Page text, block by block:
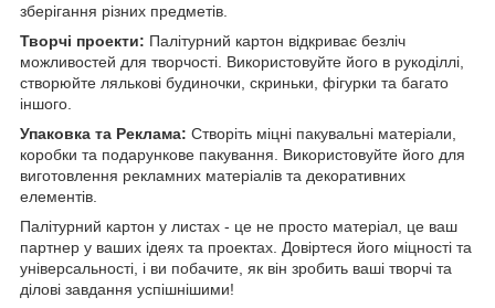
зберігання різних предметів.
Творчі проекти: Палітурний картон відкриває безліч
можливостей для творчості. Використовуйте його в рукоділлі,
створюйте лялькові будиночки, скриньки, фігурки та багато
іншого.
Упаковка та Реклама: Створіть міцні пакувальні матеріали,
коробки та подарункове пакування. Використовуйте його для
виготовлення рекламних матеріалів та декоративних
елементів.
Палітурний картон у листах - це не просто матеріал, це ваш
партнер у ваших ідеях та проектах. Довіртеся його міцності та
універсальності, і ви побачите, як він зробить ваші творчі та
ділові завдання успішнішими!